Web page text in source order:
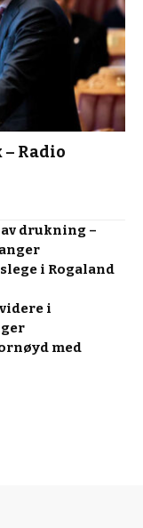
Radio
drukning –
i Rogaland
i
med